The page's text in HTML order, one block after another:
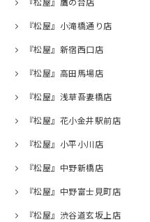
『松屋』鷹の台店
『松屋』小滝橋通り店
『松屋』新宿西口店
『松屋』高田馬場店
『松屋』浅草吾妻橋店
『松屋』花小金井駅前店
『松屋』小平小川店
『松屋』中野新橋店
『松屋』中野富士見町店
『松屋』渋谷道玄坂上店